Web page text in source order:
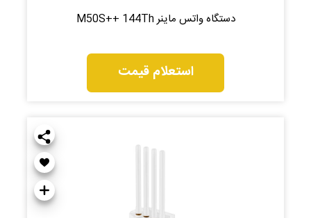
دستگاه واتس ماینر M50S++ 144Th
استعلام قیمت